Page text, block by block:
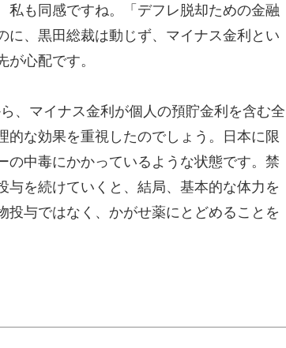
私も同感ですね。「デフレ脱却ための金融
、黒田総裁は動じず、マイナス金利とい
心配です。
、マイナス金利が個人の預貯金利を含む全
な効果を重視したのでしょう。日本に限
の中毒にかかっているような状態です。禁
与を続けていくと、結局、基本的な体力を
与ではなく、かがせ薬にとどめることを